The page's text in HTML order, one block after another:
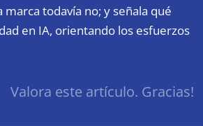
todavía no; y señala qué
en IA, orientando los esfuerzos
Valora este artículo. Gracias!